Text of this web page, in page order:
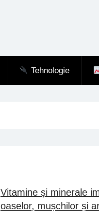
Tehnologie
Vitamine și minerale
oaselor, mușchilor și